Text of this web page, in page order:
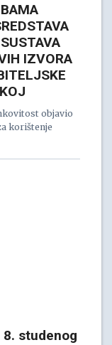
IZVORA
objavio
korištenje
studenog